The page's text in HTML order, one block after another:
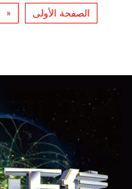
الصفحة الأولى «